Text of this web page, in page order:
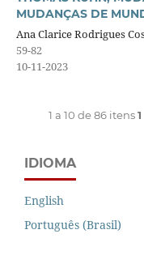
MUDANÇAS DE
Ana Clarice Rodrigues
59-82
10-11-2023
1 a 10 de 86 itens1
IDIOMA
English
Português (Brasil)